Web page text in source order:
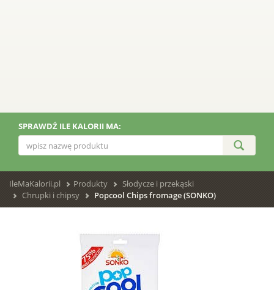
SPRAWDŹ ILE KALORII MA:
IleMaKalorii.pl Produkty
Słodycze i przekąski
Chrupki i chipsy
Popcool Chips fromage (SONKO)